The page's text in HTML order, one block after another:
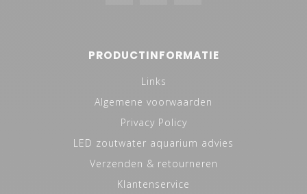
PRODUCTINFORMATIE
Links
Algemene voorwaarden
Privacy Policy
LED zoutwater aquarium advies
Verzenden & retourneren
Klantenservice